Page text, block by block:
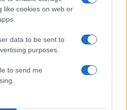
like cookies on web or
data to be sent to
purposes.
to send me
όλη την ειδησεογραφία και τα